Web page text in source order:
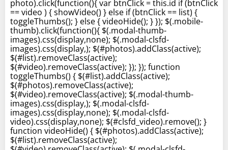
photo).click(function(){ var btnClick = this.id if (btnClick
== video ) { showVideo() } else if (btnClick == list) {
toggleThumbs(); } else { videoHide(); } }); $(.mobile-
thumb).click(function(){ $(.modal-thumb-
images).css(display,none); $(.modal-clsfd-
images).css(display,); $(#photos).addClass(active);
$(#list).removeClass(active);
$(#video).removeClass(active); }); }); function
toggleThumbs() { $(#list).addClass(active);
$(#photos).removeClass(active);
$(#video).removeClass(active); $(.modal-thumb-
images).css(display,); $(.modal-clsfd-
images).css(display,none); $(.modal-clsfd-
video).css(display,none); $(#clsfd_video).remove(); }
function videoHide() { $(#photos).addClass(active);
$(#list).removeClass(active);